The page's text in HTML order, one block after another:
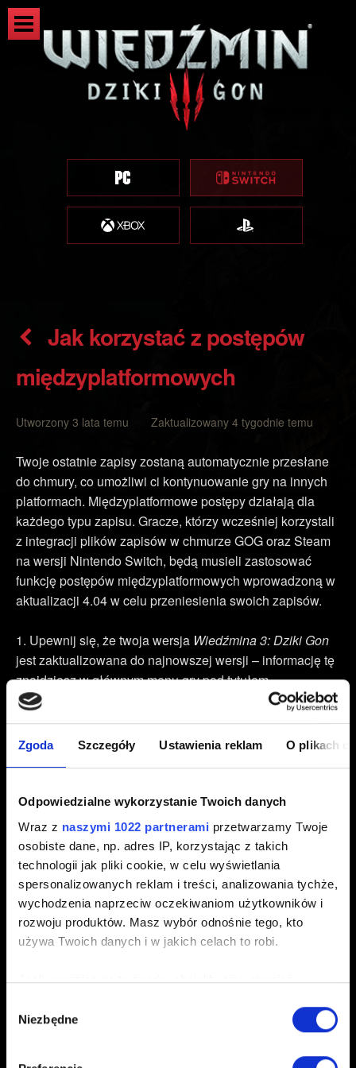
Zgoda Szczegóły Ustawienia reklam O plikach
Odpowiedzialne wykorzystanie Twoich danych
Wraz z naszymi 1022 partnerami przetwarzamy Twoje
osobiste dane, np. adres IP, korzystając z takich
technologii jak pliki cookie, w celu wyświetlania
spersonalizowanych reklam i treści, analizowania tychże,
wychodzenia naprzeciw oczekiwaniom użytkowników i
rozwoju produktów. Masz wybór odnośnie tego, kto
używa Twoich danych i w jakich celach to robi.
Jeśli wyrazisz na to zgodę, chcielibyśmy również:
geograficznej z dokładnością nawet do kilku metrów
analizując charakteryzującego je zbiory danych
zgody
Niezbędne
Jak korzystać z postępów
międzyplatformowych
Utworzony 3 lata temu Zaktualizowany 4 tygodnie temu
Twoje ostatnie zapisy zostaną automatycznie przesłane
do chmury, co umożliwi ci kontynuowanie gry na innych
platformach. Międzyplatformowe postępy działają dla
każdego typu zapisu. Gracze, którzy wcześniej korzystali
z integracji plików zapisów w chmurze GOG oraz Steam
na wersji Nintendo Switch, będą musieli zastosować
funkcję postępów międzyplatformowych wprowadzoną w
aktualizacji 4.04 w celu przeniesienia swoich zapisów.
Upewnij się, że twoja wersja Wiedźmina 3: Dziki Gon
jest zaktualizowana do najnowszej wersji – informację tę
znajdziesz w głównym menu gry pod tytułem.
Wybierz
Połącz grę ze swoim kontem CD PROJEKT RED,
postępując zgodnie z instrukcjami wyświetlanymi na
Po połączeniu funkcja postępów międzyplatformowych
zostanie domyślnie włączona. Możesz ją
włączać/wyłączać, wchodząc wOpcje→ Rozgrywka
Postępy Międzyplatformowe.
Otwórz menuWczytaj grę i naciśnij przycisk/klawisz
Postępów międzyplatformowych, które są wyświetlane
w dolnym prawym rogu.
przesłany do chmury. Obok nazwy zapisu pojawi się
WłączWiedźmina 3: Dziki Gon
za pośrednictwem